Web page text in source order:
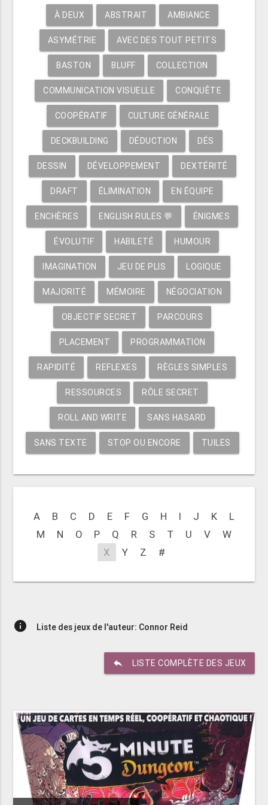
À DEUX ABSTRAIT AMBIANCE
ASYMÉTRIE AVEC DES TOUT PETITS
BASTON BLUFF COLLECTION
COMMUNICATION VISUELLE CONQUÊTE
COOPÉRATIF CULTURE GÉNÉRALE
DECKBUILDING DÉDUCTION DÉS
DESSIN DÉVELOPPEMENT DEXTÉRITÉ
DRAFT ÉLIMINATION EN ÉQUIPE
ENCHÈRES ENGLISH RULES 💬 ÉNIGMES
ÉVOLUTIF HABILETÉ HUMOUR
IMAGINATION JEU DE PLIS LOGIQUE
MAJORITÉ MÉMOIRE NÉGOCIATION
OBJECTIF SECRET PARCOURS
PLACEMENT PROGRAMMATION
RAPIDITÉ REFLEXES RÈGLES SIMPLES
RESSOURCES RÔLE SECRET
ROLL AND WRITE SANS HASARD
SANS TEXTE STOP OU ENCORE TUILES
A B C D E F G H I J K
L
M
N O P Q R S T U V
W
X
Y Z #
info Liste des jeux de l'auteur: Connor Reid
reply LISTE COMPLÈTE DES JEUX